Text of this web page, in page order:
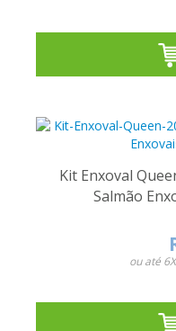
Kit Enxoval
Salmão
ou até